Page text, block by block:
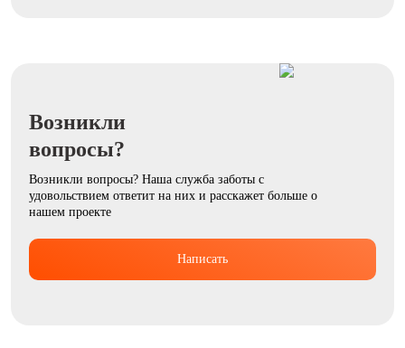
Возникли
вопросы?
Возникли вопросы? Наша служба заботы с
удовольствием ответит на них и расскажет больше о
нашем проекте
Написать